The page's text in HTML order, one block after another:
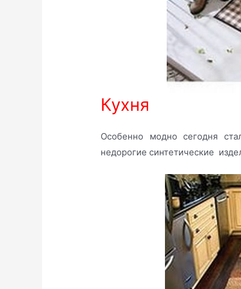
Кухня
Особенно модно сегодня
недорогие синтетические